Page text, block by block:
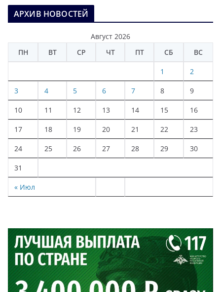
АРХИВ НОВОСТЕЙ
Август 2026
ПН
ВТ СР ЧТ ПТ СБ ВС
« Июл
1 2
3 4 5 6 7 8 9
10 11 12 13 14 15 16
17 18 19 20 21 22 23
24 25 26 27 28 29 30
31